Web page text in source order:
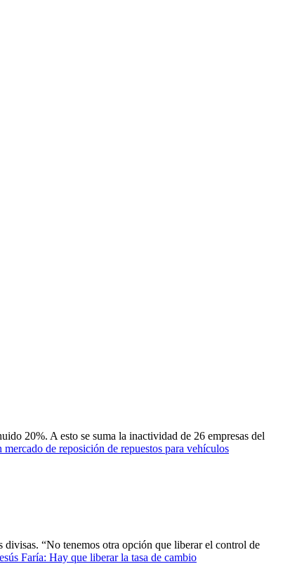
20%. A esto se suma la inactividad de 26 empresas del
mercado de reposición de repuestos para vehículos
“No tenemos otra opción que liberar el control de
Faría: Hay que liberar la tasa de cambio